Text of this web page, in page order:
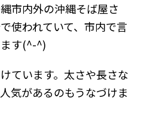
市内外の沖縄そば屋さ
使われていて、市内で言
す(^-^)
ています。太さや長さな
気があるのもうなづけま